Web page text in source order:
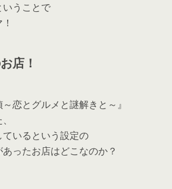
うことで
店！
恋とグルメと謎解きと～』
いるという設定の
ったお店はどこなのか？